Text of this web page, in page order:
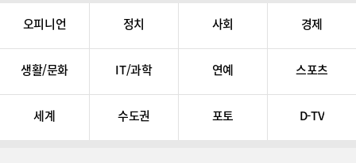
오피니언 정치 사회 경제
생활/문화 IT/과학 연예 스포츠
세계 수도권 포토 D-TV